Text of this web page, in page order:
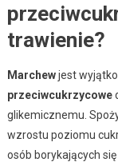
trawienie?
Marchewjest
przeciwcukrzycowe
glikemicznemu.
wzrostu poziomu
osób borykających się